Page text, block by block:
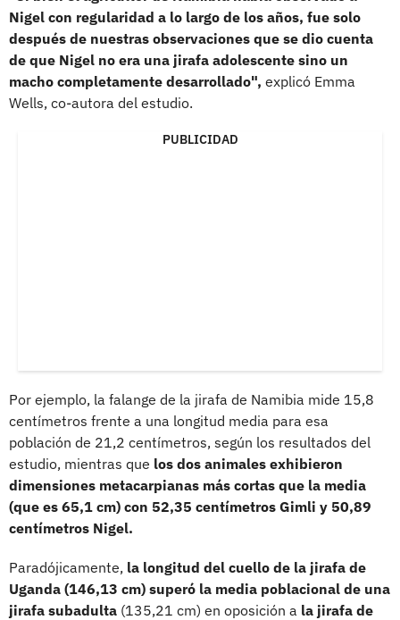
Nigel con regularidad a lo largo de los años, fue solo
después de nuestras observaciones que se dio cuenta
de que Nigel no era una jirafa adolescente sino un
macho completamente desarrollado", explicó Emma
Wells, co-autora del estudio.
PUBLICIDAD
Por ejemplo, la falange de la jirafa de Namibia mide 15,8
centímetros frente a una longitud media para esa
población de 21,2 centímetros, según los resultados del
estudio, mientras que los dos animales exhibieron
dimensiones metacarpianas más cortas que la media
(que es 65,1 cm) con 52,35 centímetros Gimli y 50,89
centímetros Nigel.
Paradójicamente, la longitud del cuello de la jirafa de
Uganda (146,13 cm) superó la media poblacional de una
jirafa subadulta (135,21 cm) en oposición a la jirafa de